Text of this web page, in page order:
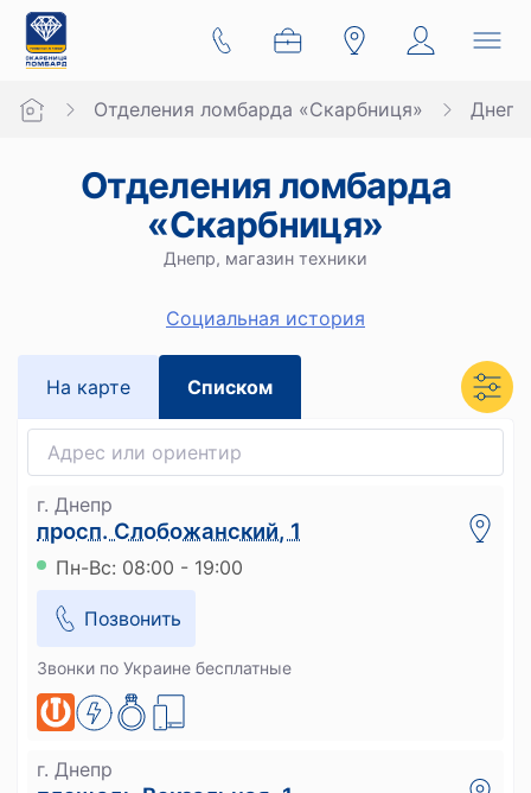
Отделения ломбарда «Скарбниця» Днепр
Отделения ломбарда
«Скарбниця»
Днепр, магазин техники
Социальная история
На карте Списком
г. Днепр
просп. Слобожанский, 1
Пн-Вс: 08:00 - 19:00
Позвонить
Звонки по Украине бесплатные
г. Днепр